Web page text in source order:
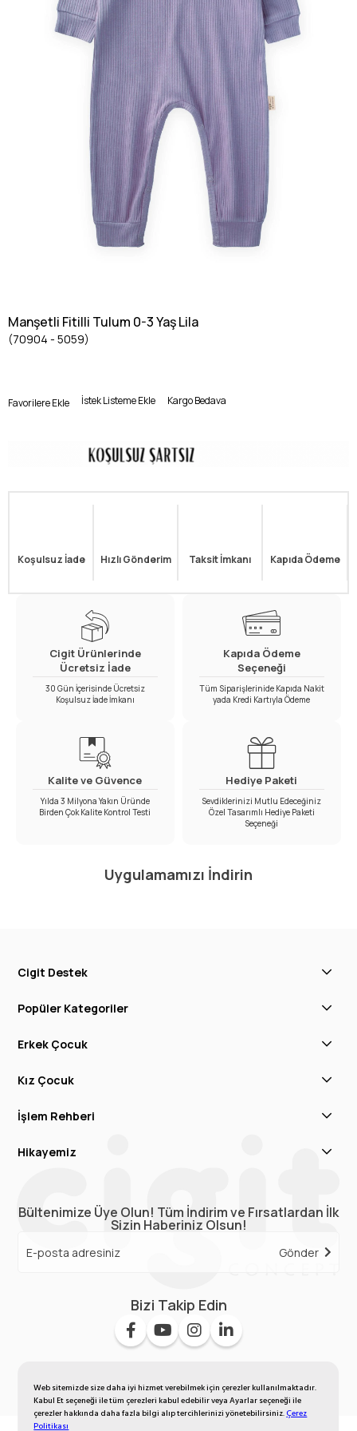
Web sitemizde size daha iyi hizmet verebilmek için çerezler kullanılmaktadır.
Kabul Et seçeneği ile tüm çerezleri kabul edebilir veya Ayarlar seçeneği ile
çerezler hakkında daha fazla bilgi alıp tercihlerinizi yönetebilirsiniz.Çerez
Politikası
Manşetli Fitilli Tulum 0-3 Yaş Lila
(70904 - 5059)
Favorilere Ekle İstek Listeme Ekle Kargo Bedava
Koşulsuz İade Hızlı Gönderim Taksit İmkanı Kapıda Ödeme
Cigit Ürünlerinde
Ücretsiz İade
30 Gün İçerisinde Ücretsiz
Koşulsuz İade İmkanı
Kapıda Ödeme
Seçeneği
Tüm Siparişlerinide Kapıda Nakit
yada Kredi Kartıyla Ödeme
Kalite ve Güvence
Yılda 3 Milyona Yakın Üründe
Birden Çok Kalite Kontrol Testi
Hediye Paketi
Sevdiklerinizi Mutlu Edeceğiniz
Özel Tasarımlı Hediye Paketi
Seçeneği
Uygulamamızı İndirin
Cigit Destek
Popüler Kategoriler
Erkek Çocuk
Kız Çocuk
İşlem Rehberi
Hikayemiz
Bültenimize Üye Olun! Tüm İndirim ve Fırsatlardan İlk
Sizin Haberiniz Olsun!
Gönder
Bizi Takip Edin